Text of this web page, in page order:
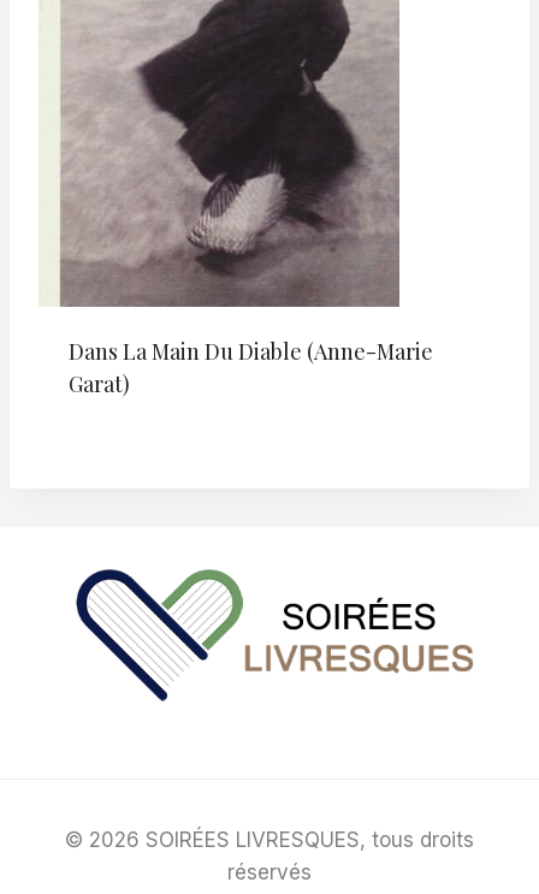
Dans La Main Du Diable (Anne-Marie
Garat)
© 2026 SOIRÉES LIVRESQUES, tous droits
réservés